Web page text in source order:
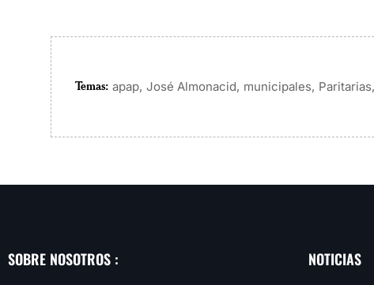
Temas: apap, José Almonacid, municipales, Paritarias,
SOBRE NOSOTROS : NOTICIAS